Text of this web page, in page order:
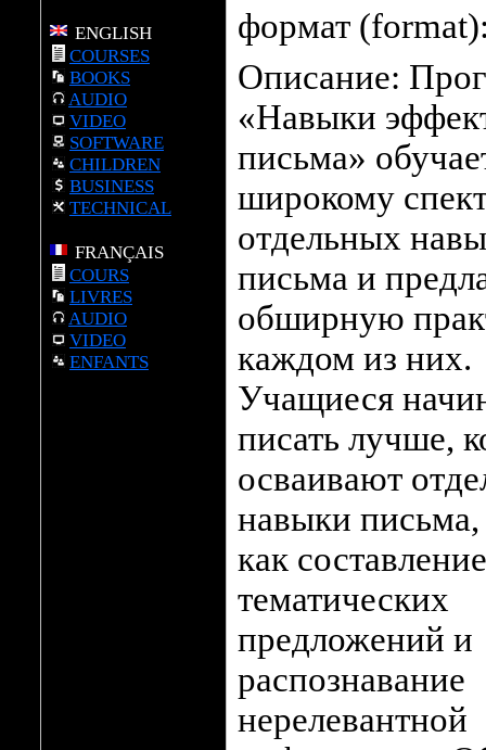
ENGLISH
COURSES
BOOKS
AUDIO
VIDEO
SOFTWARE
CHILDREN
BUSINESS
TECHNICAL
FRANÇAIS
COURS
LIVRES
AUDIO
VIDEO
ENFANTS
формат
Описание:
«Навыки
письма»
широкому
отдельных
письма и
обширную
каждом из них.
Учащиеся
писать лучше,
осваивают
навыки письма,
как составление
тематических
предложений и
распознавание
нерелевантной